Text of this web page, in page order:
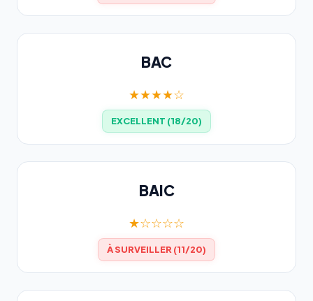
BAC
★★★★☆
EXCELLENT (18/20)
BAIC
★☆☆☆☆
À SURVEILLER (11/20)